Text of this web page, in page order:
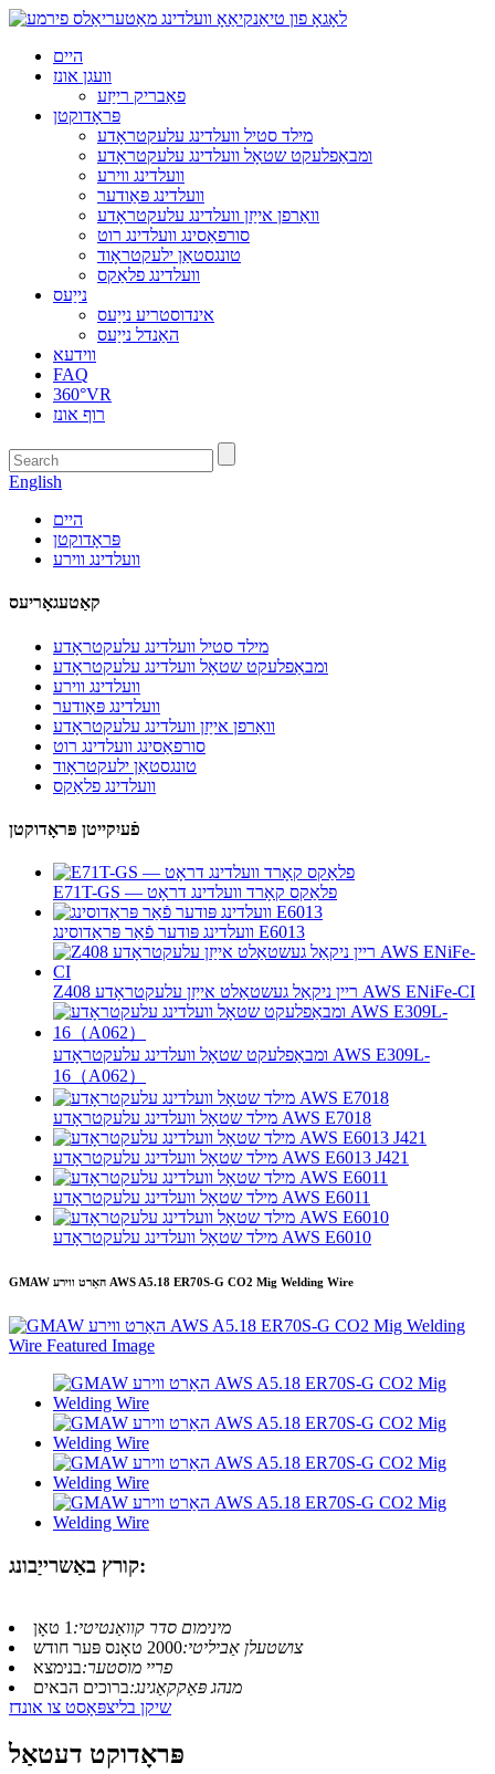
היים
וועגן אונז
פאַבריק רייַזע
פּראָדוקטן
מילד סטיל וועלדינג עלעקטראָדע
ומבאַפלעקט שטאָל וועלדינג עלעקטראָדע
וועלדינג ווירע
וועלדינג פּאַודער
וואַרפן אייַזן וועלדינג עלעקטראָדע
סורפאַסינג וועלדינג רוט
טונגסטאַן ילעקטראָוד
וועלדינג פלאַקס
נייַעס
אינדוסטריע נייַעס
האַנדל נייַעס
ווידעא
FAQ
360°VR
רוף אונז
English
היים
פּראָדוקטן
וועלדינג ווירע
קאַטעגאָריעס
מילד סטיל וועלדינג עלעקטראָדע
ומבאַפלעקט שטאָל וועלדינג עלעקטראָדע
וועלדינג ווירע
וועלדינג פּאַודער
וואַרפן אייַזן וועלדינג עלעקטראָדע
סורפאַסינג וועלדינג רוט
טונגסטאַן ילעקטראָוד
וועלדינג פלאַקס
פֿעיִקייטן פּראָדוקטן
E71T-GS — פלאַקס קאָרד וועלדינג דראָט
וועלדינג פּודער פֿאַר פּראַדוסינג E6013
Z408 ריין ניקאַל געשטאַלט אייַזן עלעקטראָדע AWS ENiFe-CI
ומבאַפלעקט שטאָל וועלדינג עלעקטראָדע AWS E309L-
16（A062）
מילד שטאָל וועלדינג עלעקטראָדע AWS E7018
מילד שטאָל וועלדינג עלעקטראָדע AWS E6013 J421
מילד שטאָל וועלדינג עלעקטראָדע AWS E6011
מילד שטאָל וועלדינג עלעקטראָדע AWS E6010
GMAW האַרט ווירע AWS A5.18 ER70S-G CO2 Mig Welding Wire
קורץ באַשרייַבונג:
מינימום סדר קוואַנטיטי:1 טאָן
צושטעלן אַביליטי:2000 טאָנס פּער חודש
פריי מוסטער:בנימצא
מנהג פּאַקקאַגינג:ברוכים הבאים
שיקן בליצפּאָסט צו אונדז
פּראָדוקט דעטאַל